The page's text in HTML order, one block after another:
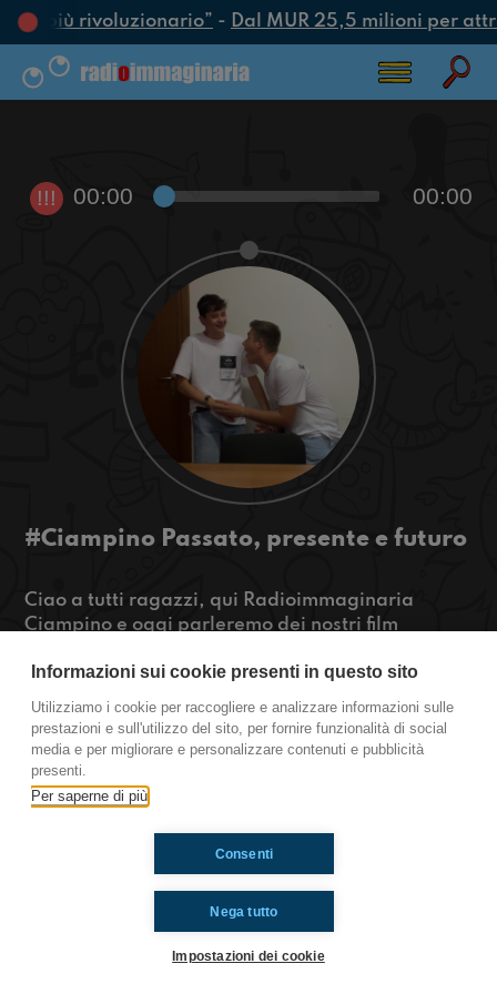
più rivoluzionario”- Dal MUR 25,5 milioni per
!!! 00:00 00:00
#Ciampino Passato, presente e futuro
Ciao a tutti ragazzi, qui Radioimmaginaria
Ciampino e oggi parleremo dei nostri film
ma soprattutto di come ci vediamo tra 10 anni,
dove abiteremo, che lavoro faremo o se saremo
sotto a un ponte.
Ciampino
Ti è piaciuto? Condividilo!
Informazioni sui cookie presenti in questo sito
Utilizziamo i cookie per raccogliere e analizzare informazioni sulle
prestazioni e sull'utilizzo del sito, per fornire funzionalità di social
media e per migliorare e personalizzare contenuti e pubblicità
presenti.
Per saperne di più
Nega tutto
Consenti
Impostazioni dei cookie